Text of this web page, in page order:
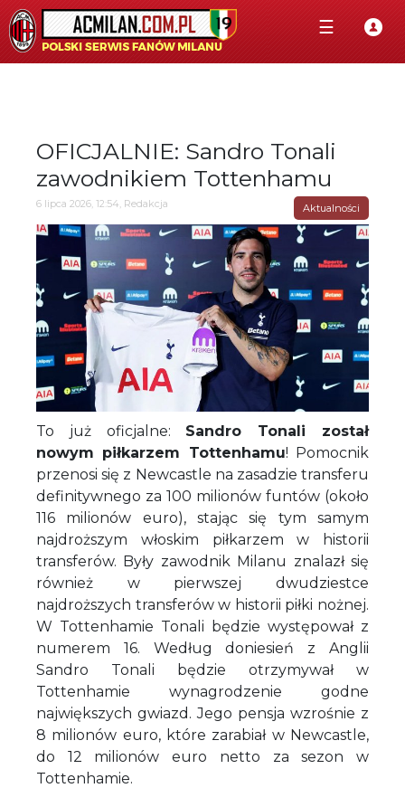
☰
OFICJALNIE: Sandro Tonali
zawodnikiem Tottenhamu
6 lipca 2026, 12:54, Redakcja Aktualności
To już oficjalne: Sandro Tonali został
nowym piłkarzem Tottenhamu! Pomocnik
przenosi się z Newcastle na zasadzie transferu
definitywnego za 100 milionów funtów (około
116 milionów euro), stając się tym samym
najdroższym włoskim piłkarzem w historii
transferów. Były zawodnik Milanu znalazł się
również w pierwszej dwudziestce
najdroższych transferów w historii piłki nożnej.
W Tottenhamie Tonali będzie występował z
numerem 16. Według doniesień z Anglii
Sandro Tonali będzie otrzymywał w
Tottenhamie wynagrodzenie godne
największych gwiazd. Jego pensja wzrośnie z
8 milionów euro, które zarabiał w Newcastle,
do 12 milionów euro netto za sezon w
Tottenhamie.